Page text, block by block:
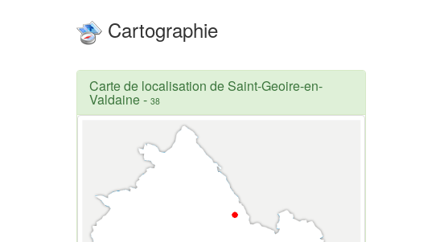
Cartographie
Carte de localisation de Saint-Geoire-en-
Valdaine- 38